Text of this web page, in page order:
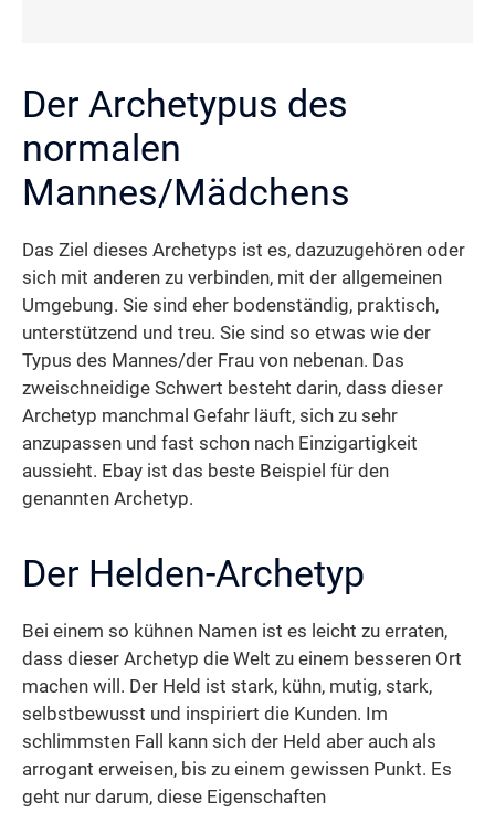
Der Archetypus des
normalen
Mannes/Mädchens
Das Ziel dieses Archetyps ist es, dazuzugehören oder
sich mit anderen zu verbinden, mit der allgemeinen
Umgebung. Sie sind eher bodenständig, praktisch,
unterstützend und treu. Sie sind so etwas wie der
Typus des Mannes/der Frau von nebenan. Das
zweischneidige Schwert besteht darin, dass dieser
Archetyp manchmal Gefahr läuft, sich zu sehr
anzupassen und fast schon nach Einzigartigkeit
aussieht. Ebay ist das beste Beispiel für den
genannten Archetyp.
Der Helden-Archetyp
Bei einem so kühnen Namen ist es leicht zu erraten,
dass dieser Archetyp die Welt zu einem besseren Ort
machen will. Der Held ist stark, kühn, mutig, stark,
selbstbewusst und inspiriert die Kunden. Im
schlimmsten Fall kann sich der Held aber auch als
arrogant erweisen, bis zu einem gewissen Punkt. Es
geht nur darum, diese Eigenschaften